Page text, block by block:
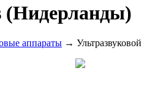
(Нидерланды)
аппараты →